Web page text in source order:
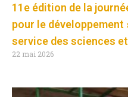
11e édition de la
pour le développement
service des sciences
22 mai 2026